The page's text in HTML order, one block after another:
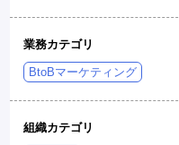
業務カテゴリ
BtoBマーケティング
組織カテゴリ